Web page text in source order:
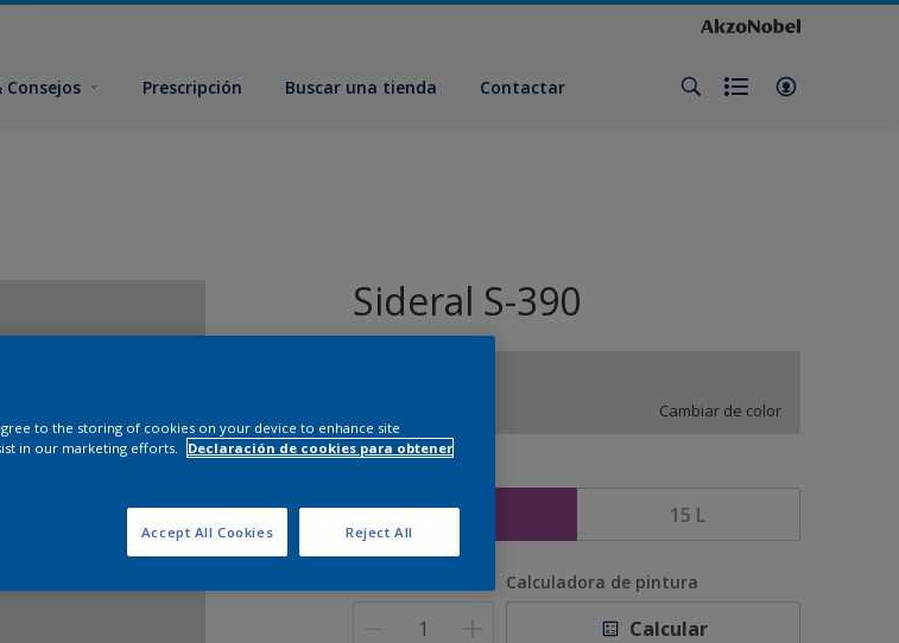
Consejos Prescripción Buscar una tienda Contactar
Sideral S-390
Cambiar de color
4 L 15 L
Calculadora de pintura
Calcular
to the storing of cookies on your device to enhance site
in our marketing efforts.
Declaración de cookies para obtener
Reject All
Accept All Cookies